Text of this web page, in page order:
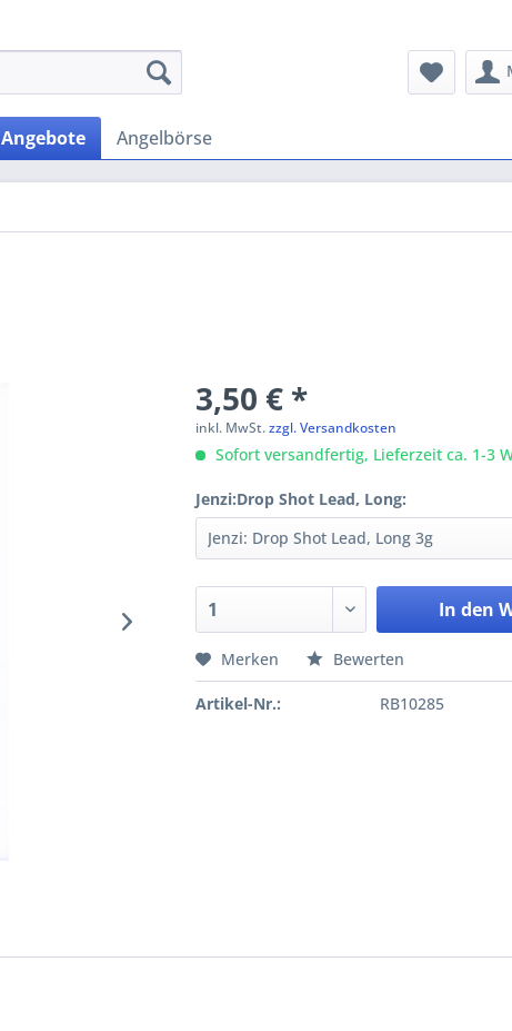
Angebote Angelbörse
3,50 € *
inkl. MwSt.zzgl. Versandkosten
Sofort versandfertig, Lieferzeit ca. 1-3
Jenzi:Drop Shot Lead, Long:
In den
Merken Bewerten
Artikel-Nr.: RB10285